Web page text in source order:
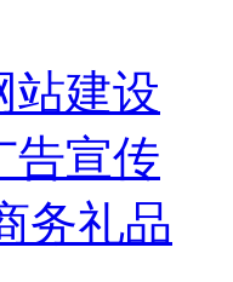
站建设
告宣传
务礼品